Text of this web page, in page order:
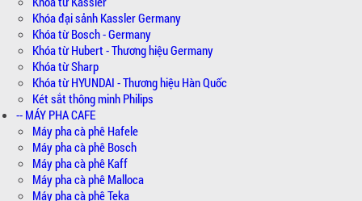
Khóa đại sảnh Kassler Germany
Khóa từ Bosch - Germany
Khóa từ Hubert - Thương hiệu Germany
Khóa từ Sharp
Khóa từ HYUNDAI - Thương hiệu Hàn Quốc
Két sắt thông minh Philips
-- MÁY PHA CAFE
Máy pha cà phê Hafele
Máy pha cà phê Bosch
Máy pha cà phê Kaff
Máy pha cà phê Malloca
Máy pha cà phê Teka